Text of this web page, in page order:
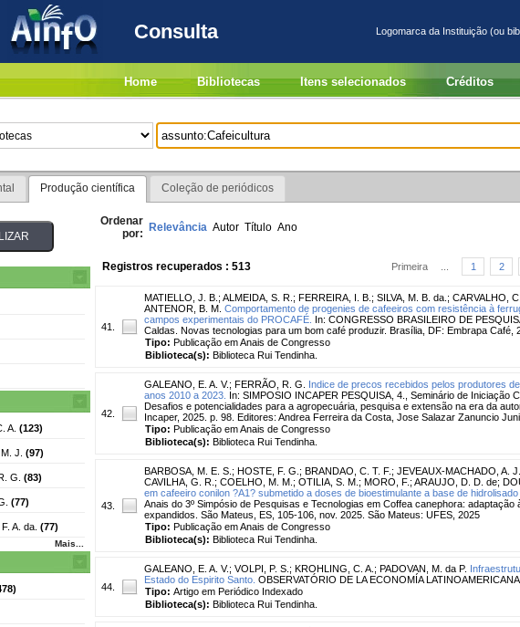
Consulta Logomarca da Instituição (ou
Home Bibliotecas Itens selecionados Créditos
Produção científica Coleção de periódicos
A. (123)
J. (97)
G. (83)
(77)
A. da. (77)
Mais...
Ordenar
por: Relevância Autor Título Ano
Registros recuperados : 513 Primeira 1 2
41.
MATIELLO, J. B. ; ALMEIDA, S. R. ; FERREIRA, I. B. ; SILVA, M. B. da. ; CARVALHO,
ANTENOR, B. M. Comportamento de progenies de cafeeiros com resistência à
campos experimentais do PROCAFÉ. In: CONGRESSO BRASILEIRO DE
Caldas. Novas tecnologias para um bom café produzir. Brasília, DF: Embrapa Café,
Tipo: Publicação em Anais de Congresso
Biblioteca(s): Biblioteca Rui Tendinha.
42.
GALEANO, E. A. V.; FERRÃO, R. G.
Indice de precos recebidos pelos produtores
anos 2010 a 2023. In: SIMPOSIO INCAPER PESQUISA, 4., Seminário de Iniciação
Desafios e potencialidades para a agropecuária, pesquisa e extensão na era da
Incaper, 2025. p. 98. Editores: Andrea Ferreira da Costa, Jose Salazar Zanuncio
Tipo: Publicação em Anais de Congresso
Biblioteca(s): Biblioteca Rui Tendinha.
43.
BARBOSA, M. E. S. ; HOSTE, F. G. ; BRANDAO, C. T. F. ; JEVEAUX-MACHADO, A.
CAVILHA, G. R. ; COELHO, M. M. ; OTILIA, S. M. ; MORO, F. ; ARAUJO, D. D. de;
em cafeeiro conilon ?A1? submetido a doses de bioestimulante a base de hidrolisado
Anais do 3º Simpósio de Pesquisas e Tecnologias em Coffea canephora:
expandidos. São Mateus, ES, 105-106, nov. 2025. São Mateus: UFES, 2025
Tipo: Publicação em Anais de Congresso
Biblioteca(s): Biblioteca Rui Tendinha.
44.
GALEANO, E. A. V.; VOLPI, P. S. ; KROHLING, C. A. ; PADOVAN, M. da P.
Estado do Espirito Santo. OBSERVATÓRIO DE LA ECONOMÍA
Tipo: Artigo em Periódico Indexado
Biblioteca(s): Biblioteca Rui Tendinha.